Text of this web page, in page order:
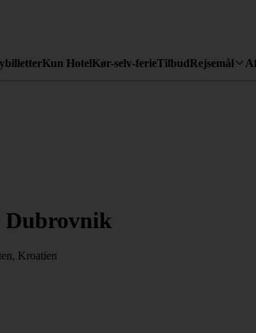
Kun HotelKør-selv-ferieTilbudRejsemål
Kroatien